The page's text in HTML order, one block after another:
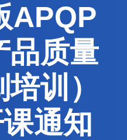
APQP
品质量
训）
通知